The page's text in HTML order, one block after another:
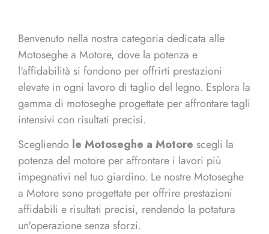
Benvenuto nella nostra categoria dedicata alle
Motoseghe a Motore, dove la potenza e
l'affidabilità si fondono per offrirti prestazioni
elevate in ogni lavoro di taglio del legno. Esplora la
gamma di motoseghe progettate per affrontare tagli
intensivi con risultati precisi.
Scegliendo le Motoseghe a Motore scegli la
potenza del motore per affrontare i lavori più
impegnativi nel tuo giardino. Le nostre Motoseghe
a Motore sono progettate per offrire prestazioni
affidabili e risultati precisi, rendendo la potatura
un'operazione senza sforzi.